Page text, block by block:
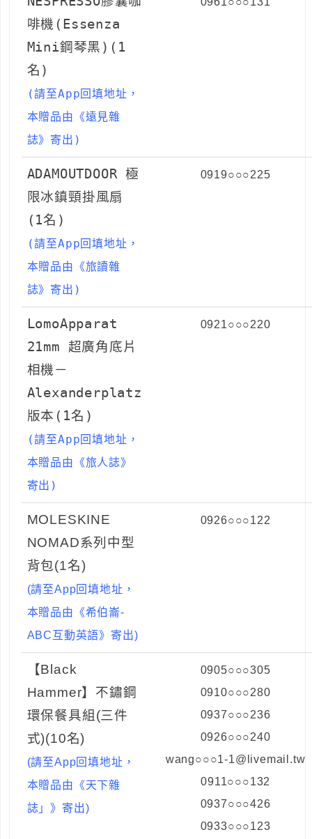
啡機(Essenza
Mini鋼琴黑)(1
名)
(請至App回填地址，
本贈品由《遠見雜
誌》寄出)
ADAMOUTDOOR 極
限冰鎮頸掛風扇
(1名)
(請至App回填地址，
本贈品由 《旅讀雜
誌》 寄出)
0919○○○225
LomoApparat
21mm 超廣角底片
相機－
Alexanderplatz
版本(1名)
(請至App回填地址，
本贈品由《旅人誌》
寄出)
0921○○○220
MOLESKINE
NOMAD系列中型
背包(1名)
(請至App回填地址，
本贈品由《希伯崙-
ABC互動英語》寄出)
0926○○○122
【Black
Hammer】不鏽鋼
環保餐具組(三件
式)(10名)
(請至App回填地址，
本贈品由《天下雜
誌」》寄出)
0905○○○305
0910○○○280
0937○○○236
0926○○○240
wang○○○1-1@livemail.tw
0911○○○132
0937○○○426
0933○○○123